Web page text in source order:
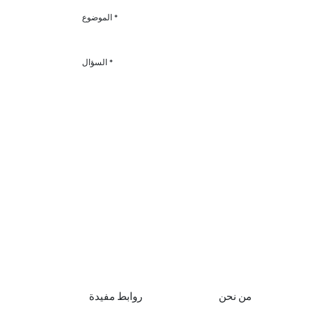
الموضوع *
السؤال *
روابط مفيدة من نحن